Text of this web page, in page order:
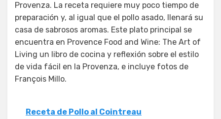
Provenza. La receta requiere muy poco tiempo de
preparación y, al igual que el pollo asado, llenará su
casa de sabrosos aromas. Este plato principal se
encuentra en Provence Food and Wine: The Art of
Living un libro de cocina y reflexión sobre el estilo
de vida fácil en la Provenza, e incluye fotos de
François Millo.
Receta de Pollo al Cointreau